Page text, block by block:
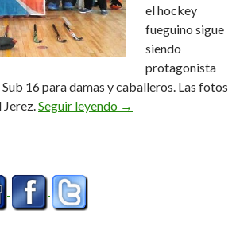
el hockey
fueguino sigue
siendo
protagonista
16 para damas y caballeros. Las fotos
Jerez.Seguir leyendo A paso firme
→